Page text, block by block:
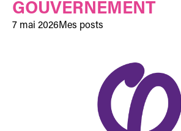
GOUVERNEMENT
7 mai 2026Mes posts